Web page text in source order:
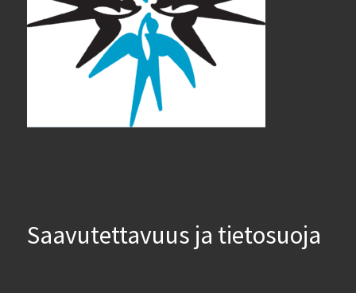
Saavutettavuus ja tietosuoja